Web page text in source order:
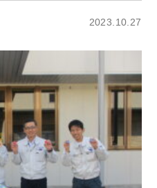
2023.10.27